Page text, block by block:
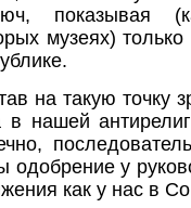
показывая
музеях)
на такую точку
в нашей
одобрение у
как у нас в